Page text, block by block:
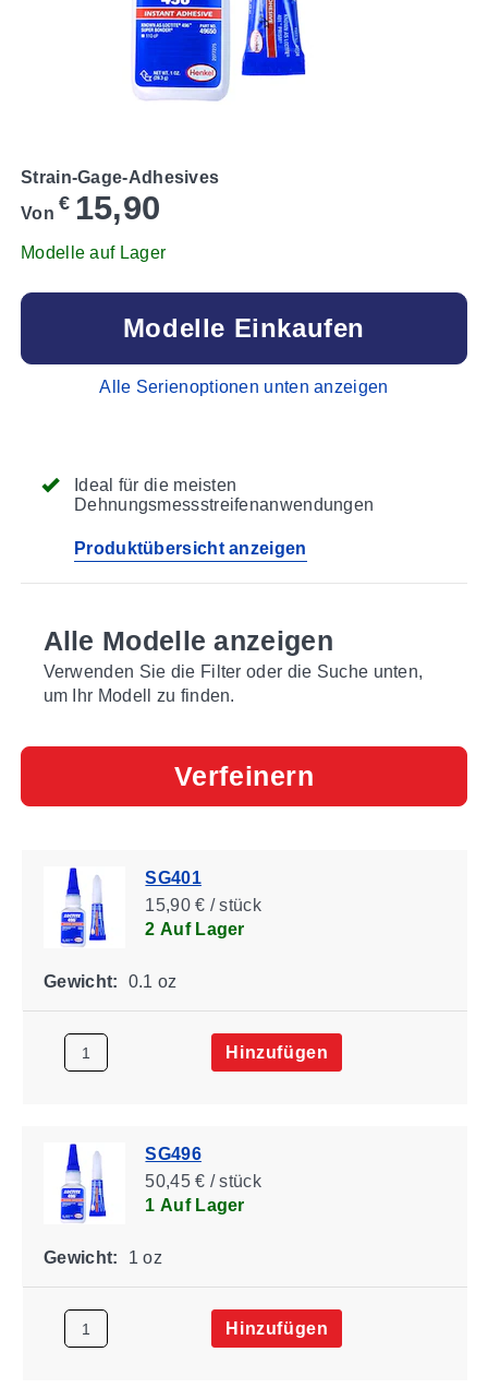
Ideal für die meisten
Dehnungsmessstreifenanwendungen
Produktübersicht anzeigen
Strain-Gage-Adhesives
Von € 15,90
Modelle auf Lager
Modelle Einkaufen
Alle Serienoptionen unten anzeigen
Alle Modelle anzeigen
Verwenden Sie die Filter oder die Suche unten,
um Ihr Modell zu finden.
Verfeinern
SG401
15,90 € / stück
2 Auf Lager
Gewicht: 0.1 oz
Hinzufügen
SG496
50,45 € / stück
1 Auf Lager
Gewicht: 1 oz
Hinzufügen